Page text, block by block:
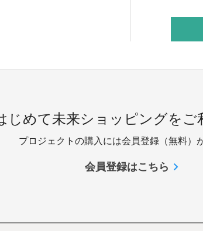
じめて未来ショッピングをご
プロジェクトの購入には会員登録（無料）
会員登録はこちら